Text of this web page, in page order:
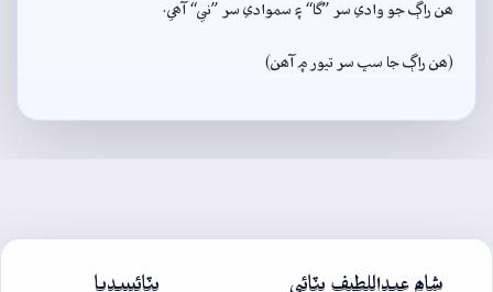
ھن راڳ جو وادي سر ”گا“ ۽ سموادي سر ”ني“ آھي.
(ھن راڳ جا سڀ سر تيور ۾ آھن)